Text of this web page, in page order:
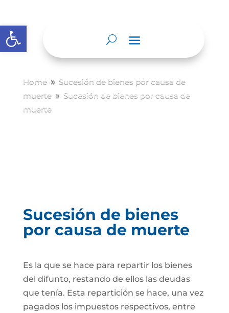
Abrir barra de herramientas
Home 9 Sucesión de bienes por causa de
muerte 9 Sucesión de bienes por causa de
muerte
Sucesión de bienes
por causa de muerte
Es la que se hace para repartir los bienes
del difunto, restando de ellos las deudas
que tenía. Esta repartición se hace, una vez
pagados los impuestos respectivos, entre